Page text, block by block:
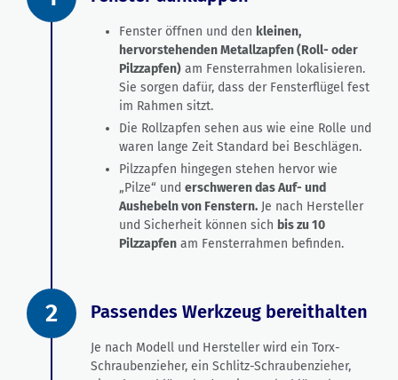
Fenster öffnen und den kleinen,
hervorstehenden Metallzapfen (Roll- oder
Pilzzapfen) am Fensterrahmen lokalisieren.
Sie sorgen dafür, dass der Fensterflügel fest
im Rahmen sitzt.
Die Rollzapfen sehen aus wie eine Rolle und
waren lange Zeit Standard bei Beschlägen.
Pilzzapfen hingegen stehen hervor wie
„Pilze“ und erschweren das Auf- und
Aushebeln von Fenstern. Je nach Hersteller
und Sicherheit können sich bis zu 10
Pilzzapfen am Fensterrahmen befinden.
2 Passendes Werkzeug bereithalten
Je nach Modell und Hersteller wird ein Torx-
Schraubenzieher, ein Schlitz-Schraubenzieher,